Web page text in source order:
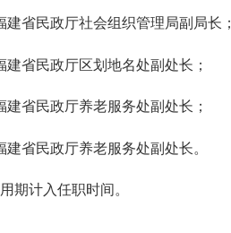
建省民政厅社会组织管理局副局长；
建省民政厅区划地名处副处长；
建省民政厅养老服务处副处长；
建省民政厅养老服务处副处长。
期计入任职时间 。